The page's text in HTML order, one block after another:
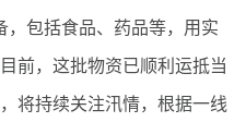
，包括食品、药品等，用实
前，这批物资已顺利运抵当
将持续关注汛情，根据一线